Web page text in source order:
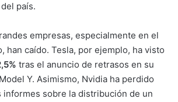
país.
empresas, especialmente en el
han caído. Tesla, por ejemplo, ha visto
tras el anuncio de retrasos en su
Y. Asimismo, Nvidia ha perdido
informes sobre la distribución de un